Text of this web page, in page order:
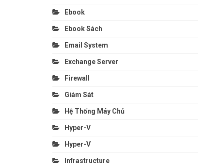
Ebook
Ebook Sách
Email System
Exchange Server
Firewall
Giám Sát
Hệ Thống Máy Chủ
Hyper-V
Hyper-V
Infrastructure